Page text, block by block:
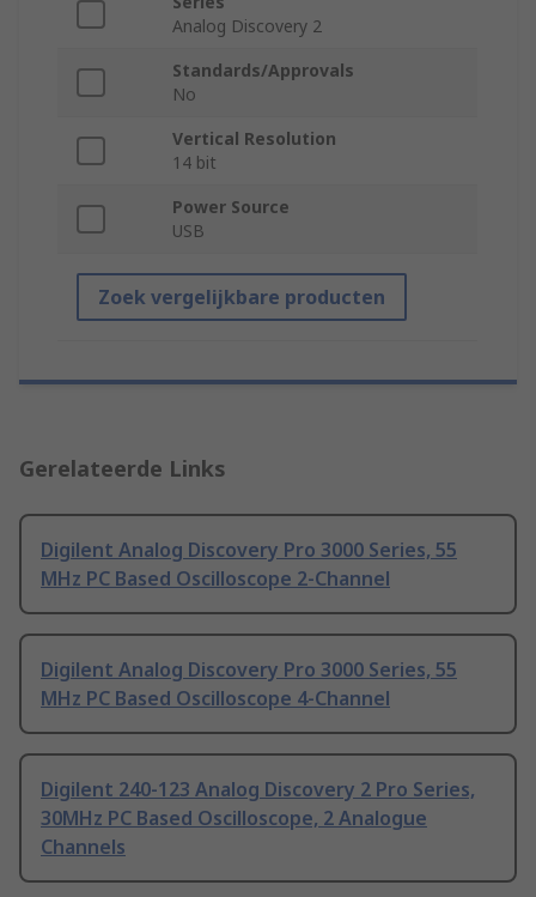
Analog Discovery 2
Standards/Approvals
No
Vertical Resolution
14 bit
Power Source
USB
Zoek vergelijkbare producten
Gerelateerde Links
Digilent Analog Discovery Pro 3000 Series, 55
MHz PC Based Oscilloscope 2-Channel
Digilent Analog Discovery Pro 3000 Series, 55
MHz PC Based Oscilloscope 4-Channel
Digilent 240-123 Analog Discovery 2 Pro Series,
30MHz PC Based Oscilloscope, 2 Analogue
Channels